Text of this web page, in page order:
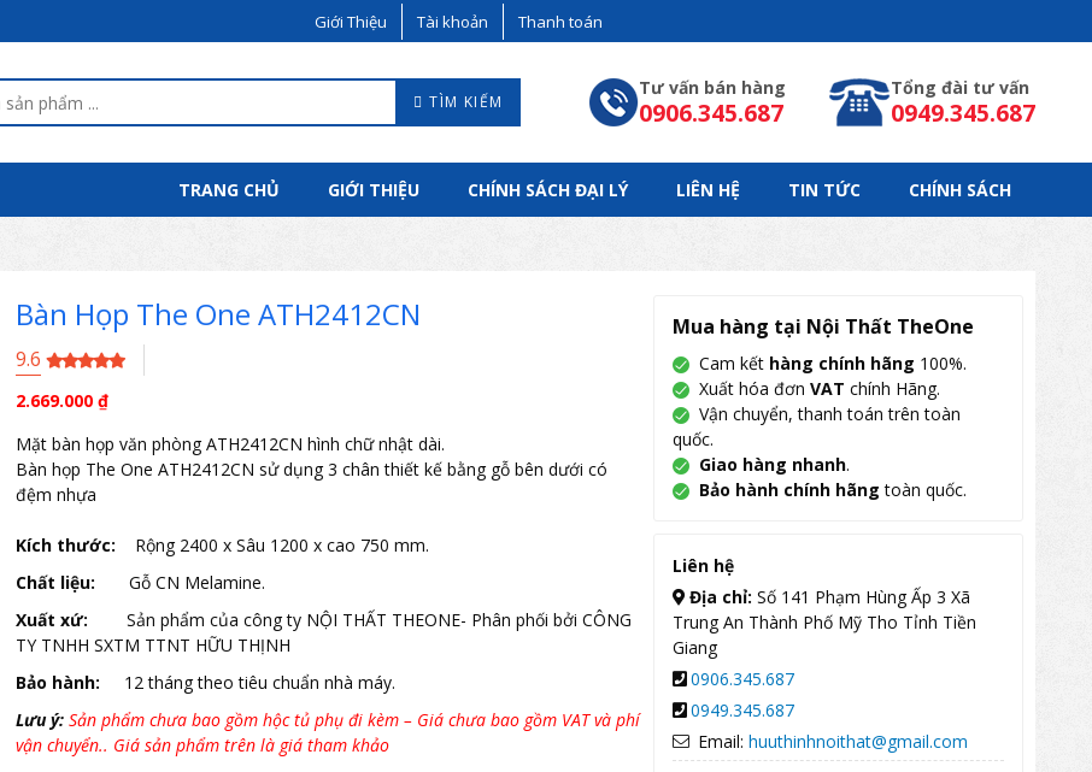
Giới Thiệu Tài khoản Thanh toán
TÌM KIẾM
Tư vấn bán hàng
0906.345.687
Tổng đài tư vấn
0949.345.687
TRANG CHỦ GIỚI THIỆU CHÍNH SÁCH ĐẠI LÝ LIÊN HỆ TIN TỨC
CHÍNH SÁCH
Bàn Họp The One ATH2412CN
9.6
2.669.000₫
Mặt bàn họp văn phòng ATH2412CN hình chữ nhật dài.
Bàn họp The One ATH2412CN sử dụng 3 chân thiết kế bằng gỗ bên dưới có
đệm nhựa
Kích thước: Rộng 2400 x Sâu 1200 x cao 750 mm.
Chất liệu:
Gỗ CN Melamine.
Xuất xứ:
Sản phẩm của công ty NỘI THẤT THEONE- Phân phối bởi CÔNG
TY TNHH SXTM TTNT HỮU THỊNH
Bảo hành:
12 tháng theo tiêu chuẩn nhà máy.
Lưu ý: Sản phẩm chưa bao gồm hộc tủ phụ đi kèm – Giá chưa bao gồm VAT và phí
vận chuyển.. Giá sản phẩm trên là giá tham khảo
Mua hàng tại Nội Thất TheOne
Cam kết hàng chính hãng 100%.
Xuất hóa đơn VAT chính Hãng.
Vận chuyển, thanh toán trên toàn
quốc.
Giao hàng nhanh.
Bảo hành chính hãng toàn quốc.
Liên hệ
Địa chỉ: Số 141 Phạm Hùng Ấp 3 Xã
Trung An Thành Phố Mỹ Tho Tỉnh Tiền
Giang
0906.345.687
0949.345.687
Email: huuthinhnoithat@gmail.com